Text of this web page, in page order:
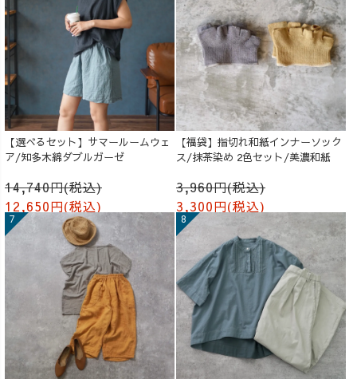
【選べるセット】サマールームウェ
ア/知多木綿ダブルガーゼ
14,740円(税込)
12,650円(税込)
【福袋】指切れ和紙インナーソック
ス/抹茶染め 2色セット/美濃和紙
3,960円(税込)
3,300円(税込)